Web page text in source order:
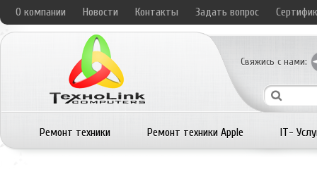
О компании Новости Контакты Задать вопрос
Свяжись с нами:
Ремонт техники Ремонт техники Apple IT-